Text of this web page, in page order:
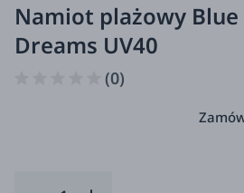
Namiot plażowy Blue
Dreams UV40
(0)